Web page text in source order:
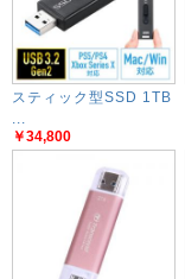
スティック型SSD 1TB
...
￥34,800